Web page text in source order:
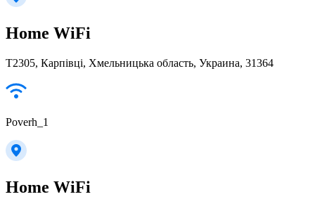
Home WiFi
Т2305, Карпівці, Хмельницька область, Украина, 31364
Poverh_1
Home WiFi